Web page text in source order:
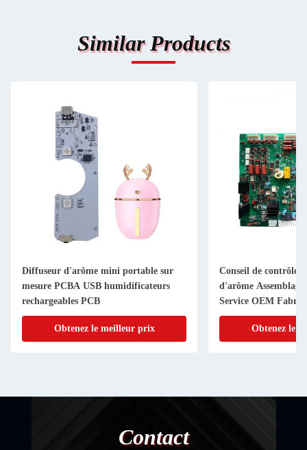
Similar Products
Diffuseur d'arôme mini portable sur
mesure PCBA USB humidificateurs
rechargeables PCB
Obtenez le meilleur prix
Conseil de contrôle
d'arôme
Service OEM
moins cher
Obtenez le
Contact